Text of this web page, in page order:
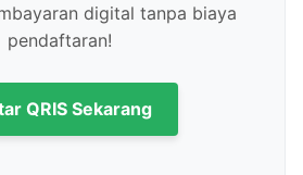
digital tanpa biaya
pendaftaran!
QRIS Sekarang